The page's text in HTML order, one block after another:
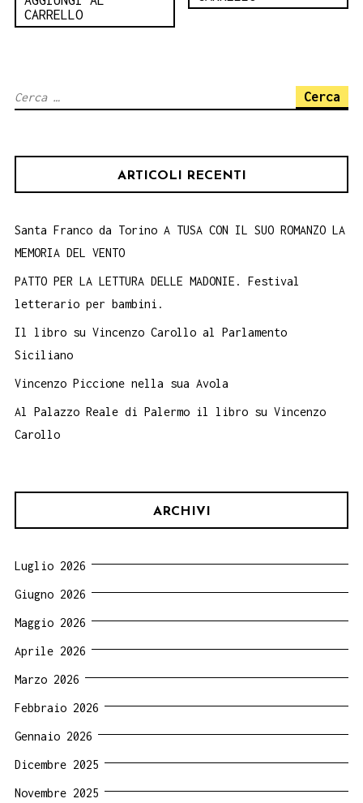
CARRELLO
Ricerca
ARTICOLI RECENTI
Santa Franco da Torino A TUSA CON IL SUO ROMANZO LA
MEMORIA DEL VENTO
PATTO PER LA LETTURA DELLE MADONIE. Festival
letterario per bambini.
Il libro su Vincenzo Carollo al Parlamento
Siciliano
Vincenzo Piccione nella sua Avola
Al Palazzo Reale di Palermo il libro su Vincenzo
Carollo
ARCHIVI
Luglio 2026
Giugno 2026
Maggio 2026
Aprile 2026
Marzo 2026
Febbraio 2026
Gennaio 2026
Dicembre 2025
Novembre 2025